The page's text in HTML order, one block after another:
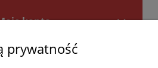
konto
i dostawa
prywatność